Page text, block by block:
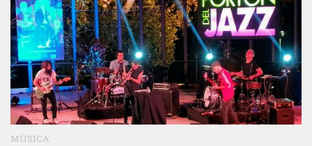
MÚSICA